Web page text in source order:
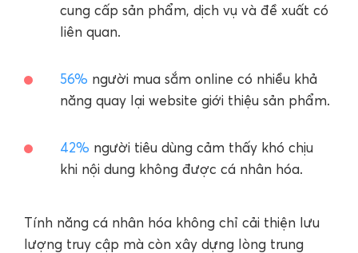
cung cấp sản phẩm, dịch vụ và đề xuất có
liên quan.
56% người mua sắm online có nhiều khả
năng quay lại website giới thiệu sản phẩm.
42% người tiêu dùng cảm thấy khó chịu
khi nội dung không được cá nhân hóa.
Tính năng cá nhân hóa không chỉ cải thiện lưu
lượng truy cập mà còn xây dựng lòng trung